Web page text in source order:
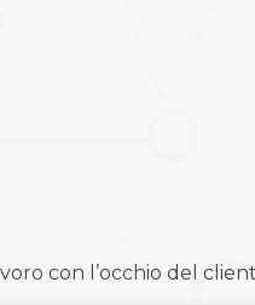
con l’occhio del